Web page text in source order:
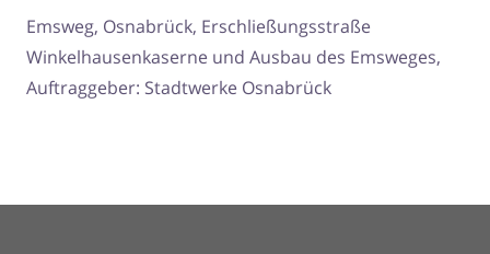
Emsweg, Osnabrück, Erschließungsstraße
Winkelhausenkaserne und Ausbau des Emsweges,
Auftraggeber: Stadtwerke Osnabrück